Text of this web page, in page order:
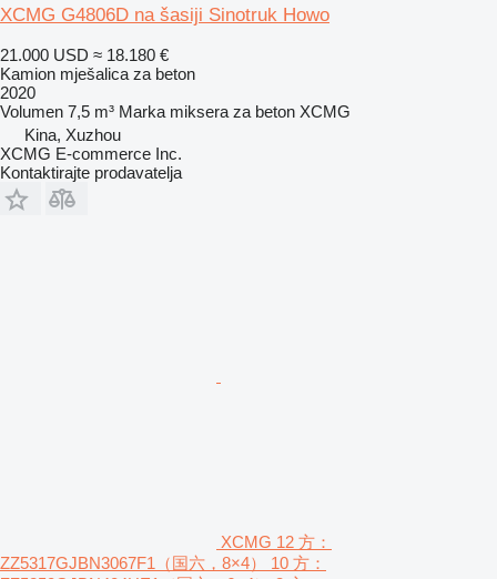
XCMG G4806D na šasiji Sinotruk Howo
21.000 USD ≈ 18.180 €
Kamion mješalica za beton
2020
Volumen 7,5 m³ Marka miksera za beton XCMG
Kina, Xuzhou
XCMG E-commerce Inc.
Kontaktirajte prodavatelja
XCMG 12 方：
ZZ5317GJBN3067F1（国六，8×4） 10 方：